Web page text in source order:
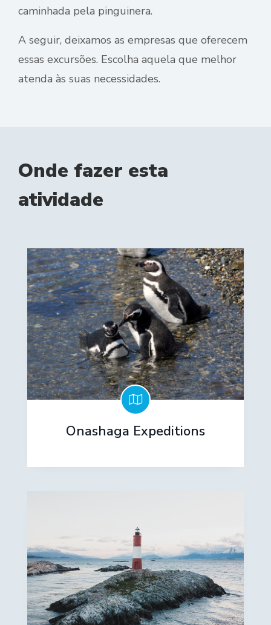
caminhada pela pinguinera.
A seguir, deixamos as empresas que oferecem
essas excursões. Escolha aquela que melhor
atenda às suas necessidades.
Onde fazer esta
atividade
Onashaga Expeditions